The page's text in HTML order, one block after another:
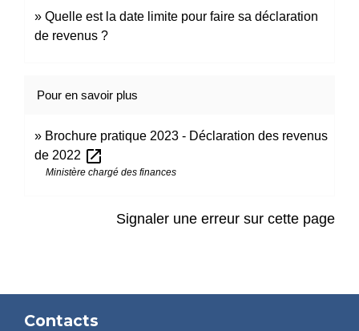
Quelle est la date limite pour faire sa déclaration
de revenus ?
Pour en savoir plus
Brochure pratique 2023 - Déclaration des revenus
de 2022 open_in_new
Ministère chargé des finances
Signaler une erreur sur cette page
Contacts